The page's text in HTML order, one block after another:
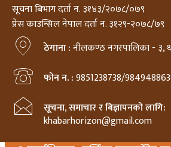
सूचना बिभाग दर्ता न. ३१४३/२०७८/०७९
प्रेस काउन्सिल नेपाल दर्ता न. ३१२९-२०७८/७९
ठेगाना :नीलकण्ठ नगरपालिका - ३,
फोन न. :9851238738/
सूचना, समाचार र बिज्ञापनको लागि:
khabarhorizon@gmail.com